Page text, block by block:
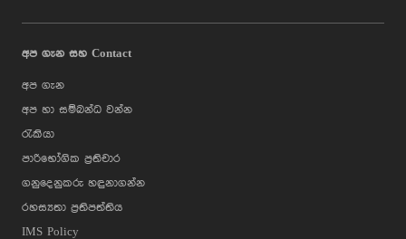
අප ගැන සහ Contact
අප ගැන
අප හා සම්බන්ධ වන්න
රැකියා
පාරිභෝගික ප්‍රතිචාර
ගනුදෙනුකරු හඳුනාගන්න
රහස්‍යතා ප්‍රතිපත්තිය
IMS Policy